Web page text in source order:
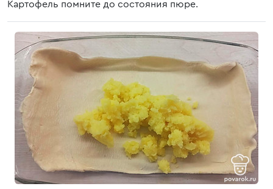
Картофель помните до состояния пюре.